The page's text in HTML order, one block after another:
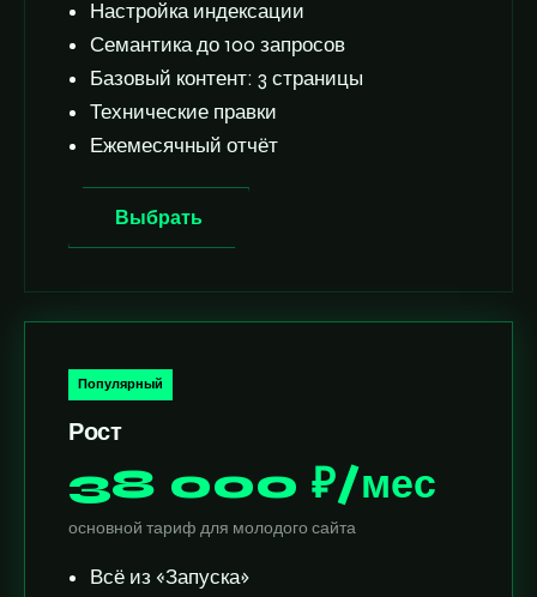
Настройка индексации
Семантика до 100 запросов
Базовый контент: 3 страницы
Технические правки
Ежемесячный отчёт
Выбрать
Популярный
Рост
38 000 ₽/мес
основной тариф для молодого сайта
Всё из «Запуска»